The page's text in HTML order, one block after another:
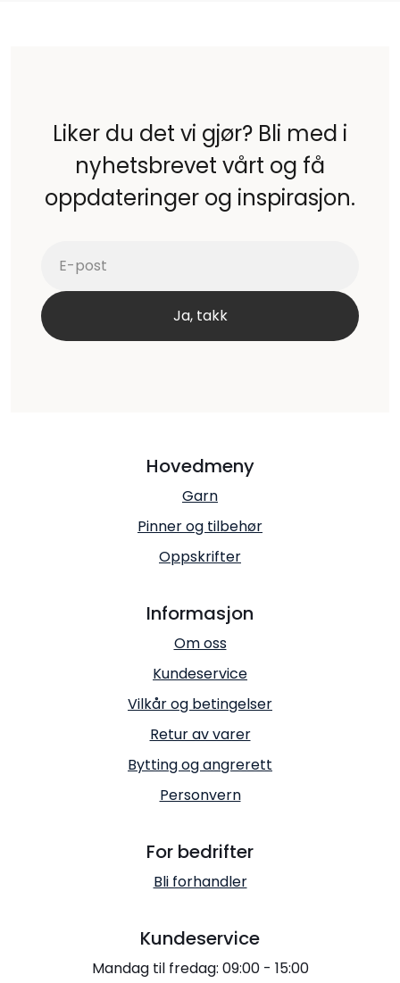
Liker du det vi gjør? Bli med i
nyhetsbrevet vårt og få
oppdateringer og inspirasjon.
Hovedmeny
Garn
Pinner og tilbehør
Oppskrifter
Informasjon
Om oss
Kundeservice
Vilkår og betingelser
Retur av varer
Bytting og angrerett
Personvern
For bedrifter
Bli forhandler
Kundeservice
Mandag til fredag: 09:00 - 15:00